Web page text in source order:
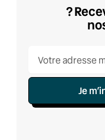
?
Je